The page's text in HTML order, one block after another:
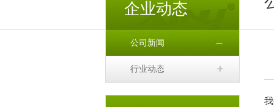
企业动态
公司新闻
行业动态